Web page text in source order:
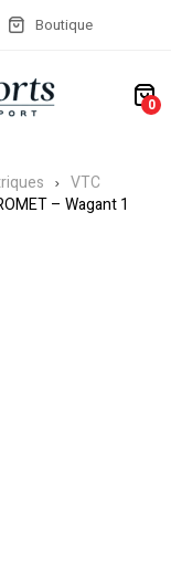
Boutique
0
VTC
– Wagant 1